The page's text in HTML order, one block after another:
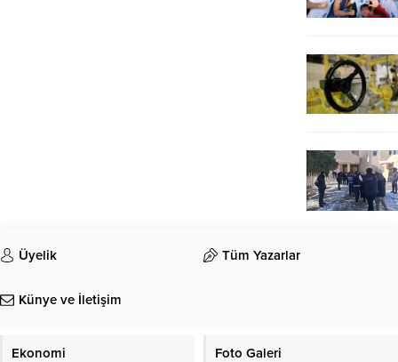
Üyelik Tüm Yazarlar
Künye ve İletişim
Ekonomi Foto Galeri